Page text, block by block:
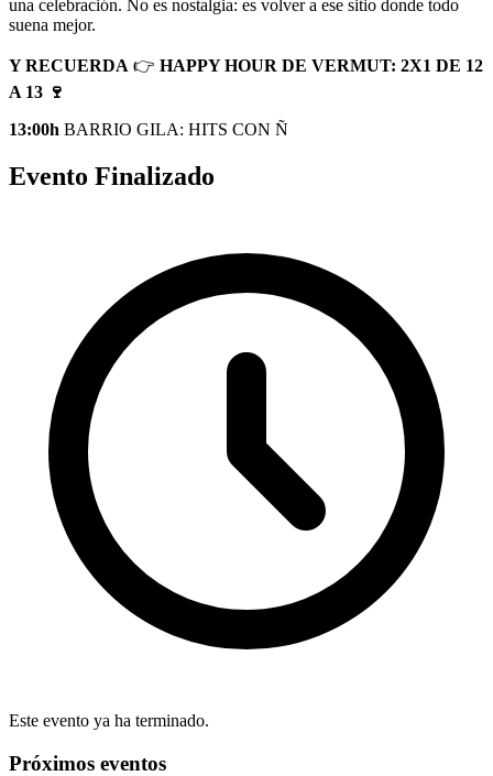
una celebración. No es nostalgia: es volver a ese sitio donde todo
suena mejor.
Y RECUERDA 👉 HAPPY HOUR DE VERMUT: 2X1 DE 12
A 13 🍷
13:00h BARRIO GILA: HITS CON Ñ
Evento Finalizado
Este evento ya ha terminado.
Próximos eventos